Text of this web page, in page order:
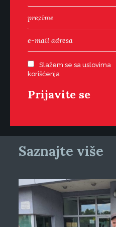
Slažem se sa uslovima
korišćenja
Saznajte više